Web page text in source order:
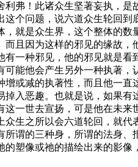
弗！此诸众生坚著妄执，
问题，说六道众生轮回到
就是众生界，这个整体的
且因为这样的邪见的缘故
一种邪见，他的邪见就是
能他会产生另外一种执著
或减的执著性，而且他一
入恶趣。也就是说，如果
一世去宣扬，可是他在未
之所以会六道轮回，就代
的三种身，所谓的法身、
塑像或祂的描绘出来的影